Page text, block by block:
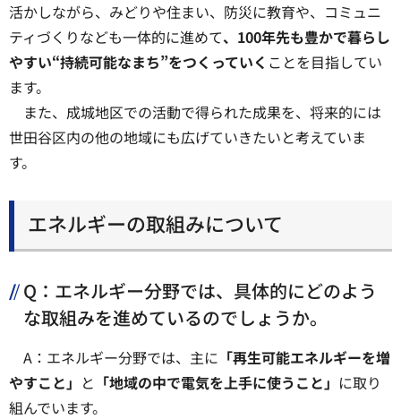
活かしながら、みどりや住まい、防災に教育や、コミュニ
ティづくりなども一体的に進めて、100年先も豊かで暮らし
やすい“持続可能なまち”をつくっていく ことを目指してい
ます。
また、成城地区での活動で得られた成果を、将来的には
世田谷区内の他の地域にも広げていきたいと考えていま
す。
エネルギーの取組みについて
Q：エネルギー分野では、具体的にどのよう
な取組みを進めているのでしょうか。
A：エネルギー分野では、主に 「再生可能エネルギーを増
やすこと」 と 「地域の中で電気を上手に使うこと」 に取り
組んでいます。